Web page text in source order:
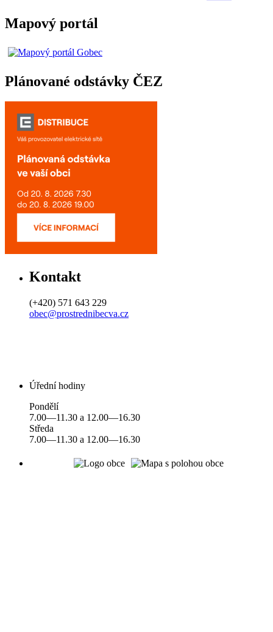
Mapový portál
Plánované odstávky ČEZ
Kontakt
(+420) 571 643 229
obec@prostrednibecva.cz
Úřední hodiny
Pondělí
7.00—11.30 a 12.00—16.30
Středa
7.00—11.30 a 12.00—16.30